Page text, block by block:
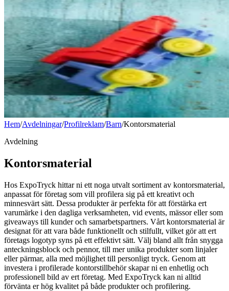
Hem/Avdelningar/Profilreklam/Barn/Kontorsmaterial
Avdelning
Kontorsmaterial
Hos ExpoTryck hittar ni ett noga utvalt sortiment av kontorsmaterial,
anpassat för företag som vill profilera sig på ett kreativt och
minnesvärt sätt. Dessa produkter är perfekta för att förstärka ert
varumärke i den dagliga verksamheten, vid events, mässor eller som
giveaways till kunder och samarbetspartners. Vårt kontorsmaterial är
designat för att vara både funktionellt och stilfullt, vilket gör att ert
företags logotyp syns på ett effektivt sätt. Välj bland allt från snygga
anteckningsblock och pennor, till mer unika produkter som linjaler
eller pärmar, alla med möjlighet till personligt tryck. Genom att
investera i profilerade kontorstillbehör skapar ni en enhetlig och
professionell bild av ert företag. Med ExpoTryck kan ni alltid
förvänta er hög kvalitet på både produkter och profilering.